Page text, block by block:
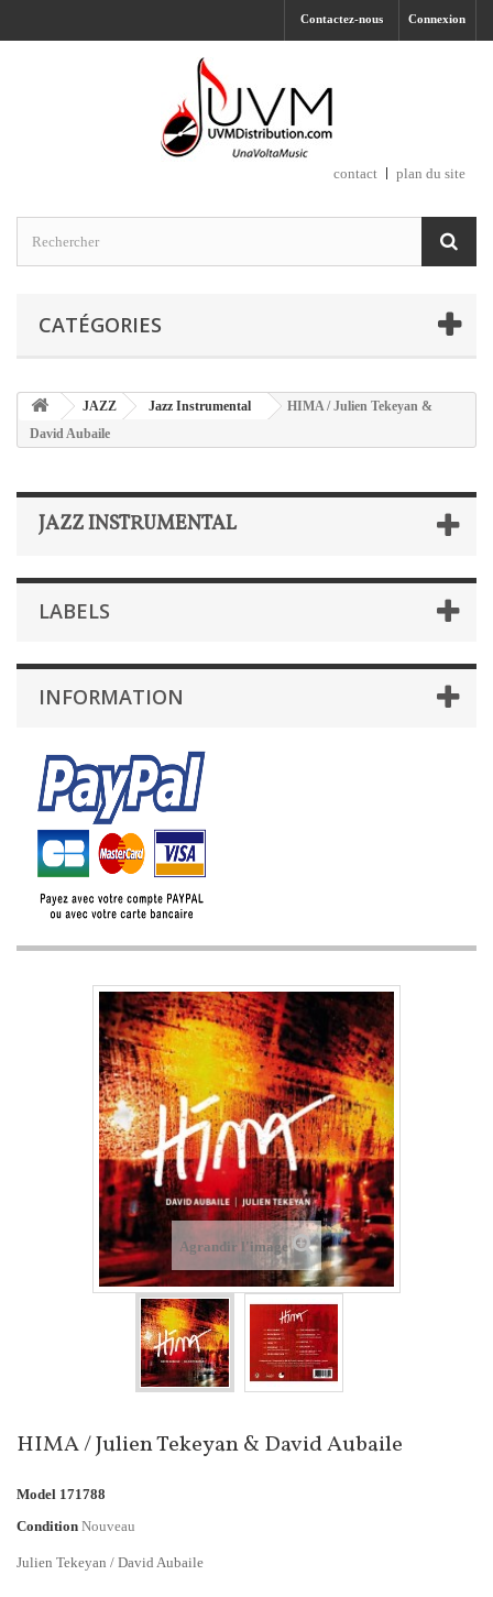
Connexion
Contactez-nous
contact plan du site
CATÉGORIES
JAZZ Jazz Instrumental
HIMA / Julien Tekeyan &
David Aubaile
JAZZ INSTRUMENTAL
LABELS
INFORMATION
Agrandir l'image
HIMA / Julien Tekeyan & David Aubaile
Model 171788
Condition Nouveau
Julien Tekeyan / David Aubaile